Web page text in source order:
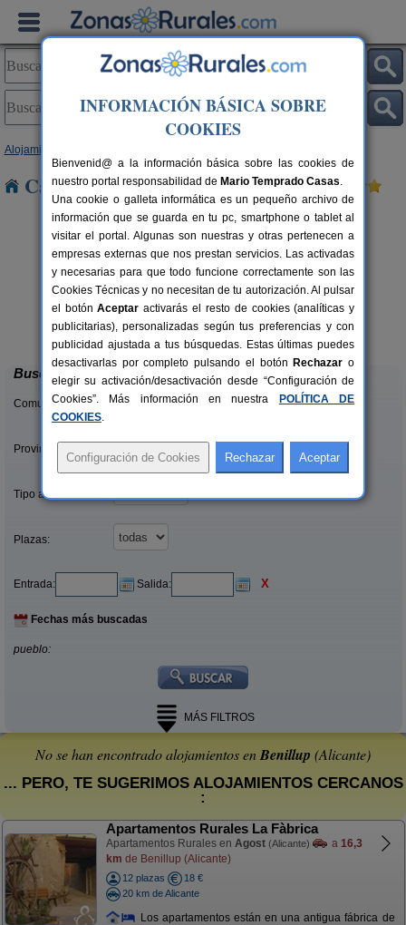
Alojamientos
Casas Rurales cerca de Benillup
2-21+2 pers.
desde28 €
El Molinet del Governador
Guadalest (Alicante)
Buscar
Comunidades:
Provincias/Islas:
Tipo alquiler:
Plazas:
Entrada: Salida: X
Fechas más buscadas
pueblo:
MÁS FILTROS
No se han encontrado alojamientos enBenillup (Alicante)
... PERO, TE SUGERIMOS ALOJAMIENTOS CERCANOS
:
Apartamentos Rurales La Fàbrica
Apartamentos Rurales en Agost (Alicante) a 16,3
km de Benillup (Alicante)
12 plazas
18 €
20 km de Alicante
Los apartamentos están en una antigua fábrica de
INFORMACIÓN BÁSICA SOBRE
COOKIES
Bienvenid@ a la información básica sobre las cookies de
nuestro portal responsabilidad de Mario Temprado Casas.
Una cookie o galleta informática es un pequeño archivo de
información que se guarda en tu pc, smartphone o tablet al
visitar el portal. Algunas son nuestras y otras pertenecen a
empresas externas que nos prestan servicios. Las activadas
y necesarias para que todo funcione correctamente son las
Cookies Técnicas y no necesitan de tu autorización. Al pulsar
el botónAceptar activarás el resto de cookies (analíticas y
publicitarias), personalizadas según tus preferencias y con
publicidad ajustada a tus búsquedas. Estas últimas puedes
desactivarlas por completo pulsando el botón Rechazar o
elegir su activación/desactivación desde “Configuración de
Cookies”. Más información en nuestra
POLÍTICA DE
COOKIES.